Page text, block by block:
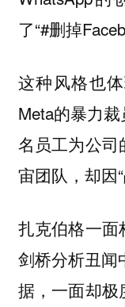
了“#删掉
这种风格也
Meta的暴力
名员工为公司
宙团队，却因
扎克伯格一面
剑桥分析丑闻
据，一面却极